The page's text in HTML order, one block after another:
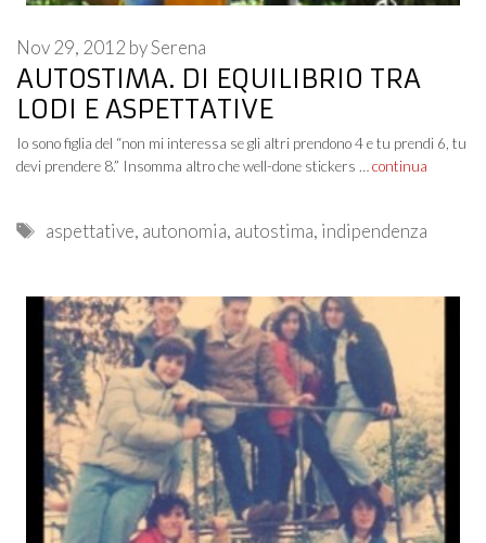
AUTOSTIMA. DI EQUILIBRIO TRA
LODI E ASPETTATIVE
Nov 29, 2012 bySerena
Io sono figlia del “non mi interessa se gli altri prendono 4 e tu prendi 6, tu
devi prendere 8.” Insomma altro che well-done stickers … continua
Tags
aspettative, autonomia, autostima, indipendenza